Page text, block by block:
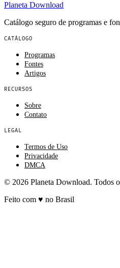
Planeta Download
Catálogo seguro de programas e
CATÁLOGO
Programas
Fontes
Artigos
RECURSOS
Sobre
Contato
LEGAL
Termos de Uso
Privacidade
DMCA
© 2026 Planeta Download. Todos
Feito com ♥ no Brasil